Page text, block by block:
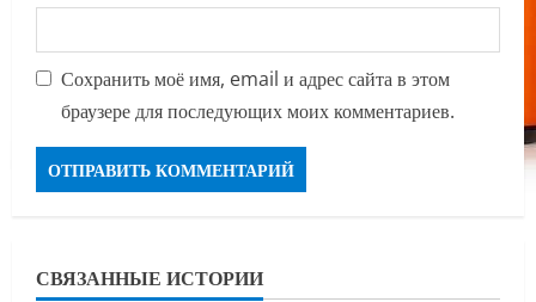
Сохранить моё имя, email и адрес сайта в этом
браузере для последующих моих комментариев.
СВЯЗАННЫЕ ИСТОРИИ